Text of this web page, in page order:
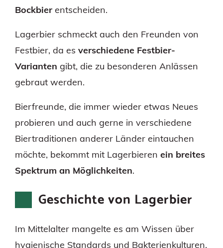
Bockbier entscheiden.
Lagerbier schmeckt auch den Freunden von
Festbier, da es verschiedene Festbier-
Varianten gibt, die zu besonderen Anlässen
gebraut werden.
Bierfreunde, die immer wieder etwas Neues
probieren und auch gerne in verschiedene
Biertraditionen anderer Länder eintauchen
möchte, bekommt mit Lagerbieren ein breites
Spektrum an Möglichkeiten.
Geschichte von Lagerbier
Im Mittelalter mangelte es am Wissen über
hygienische Standards und Bakterienkulturen,